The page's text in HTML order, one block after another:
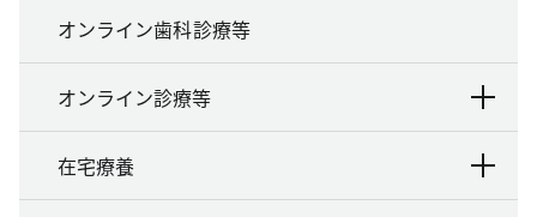
オンライン歯科診療等
オンライン診療等
在宅療養